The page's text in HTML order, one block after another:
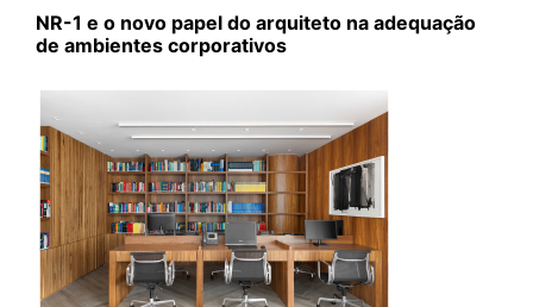
NR-1 e o novo papel do arquiteto na adequação
de ambientes corporativos